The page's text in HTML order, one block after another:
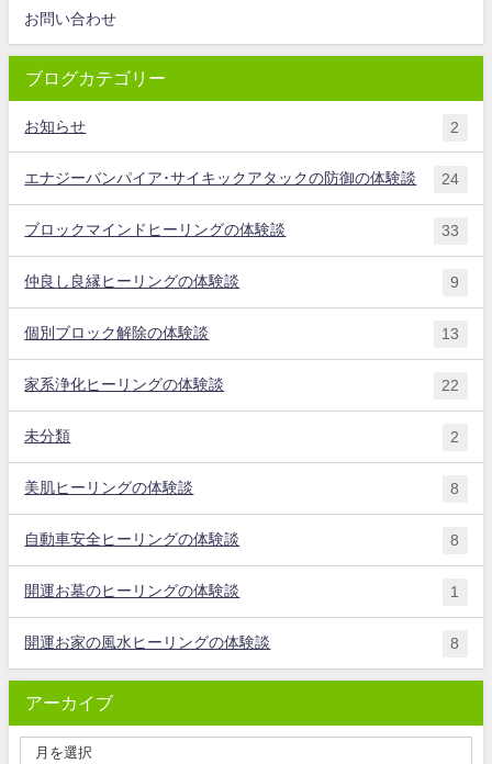
お問い合わせ
ブログカテゴリー
お知らせ 2
エナジーバンパイア･サイキックアタックの防御の体験談 24
ブロックマインドヒーリングの体験談 33
仲良し良縁ヒーリングの体験談 9
個別ブロック解除の体験談 13
家系浄化ヒーリングの体験談 22
未分類 2
美肌ヒーリングの体験談 8
自動車安全ヒーリングの体験談 8
開運お墓のヒーリングの体験談 1
開運お家の風水ヒーリングの体験談 8
アーカイブ